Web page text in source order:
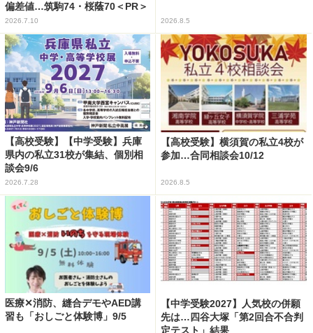
偏差値…筑駒74・桜蔭70＜PR＞
2026.7.10 2026.8.5
【高校受験】【中学受験】兵庫
県内の私立31校が集結、個別相
談会9/6
2026.7.28
【高校受験】横須賀の私立4校が
参加…合同相談会10/12
2026.8.5
医療✕消防、縫合デモやAED講
習も「おしごと体験博」9/5
【中学受験2027】人気校の併願
先は…四谷大塚「第2回合不合判
定テスト」結果